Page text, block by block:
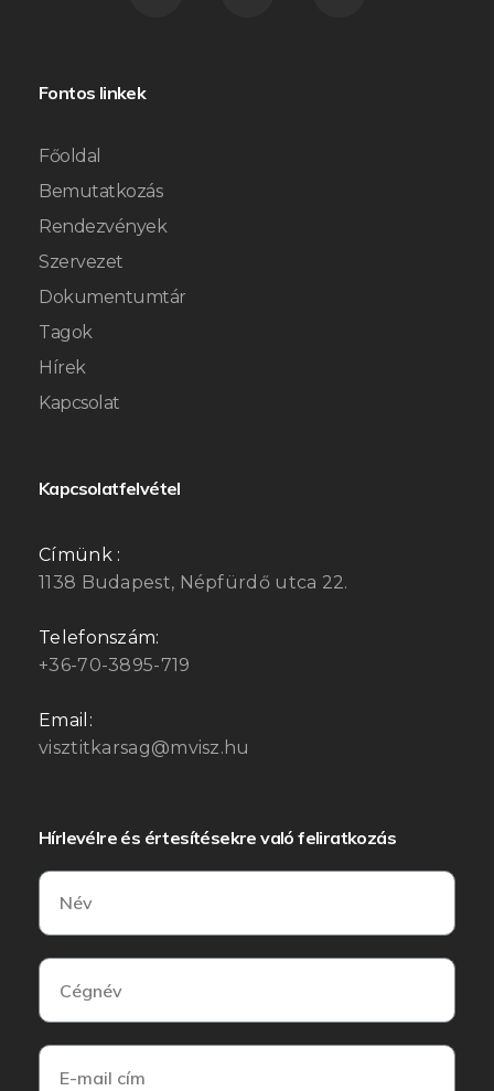
Fontos linkek
Főoldal
Bemutatkozás
Rendezvények
Szervezet
Dokumentumtár
Tagok
Hírek
Kapcsolat
Kapcsolatfelvétel
Címünk :
1138 Budapest, Népfürdő utca 22.
Telefonszám:
+36-70-3895-719
Email:
visztitkarsag@mvisz.hu
Hírlevélre és értesítésekre való feliratkozás